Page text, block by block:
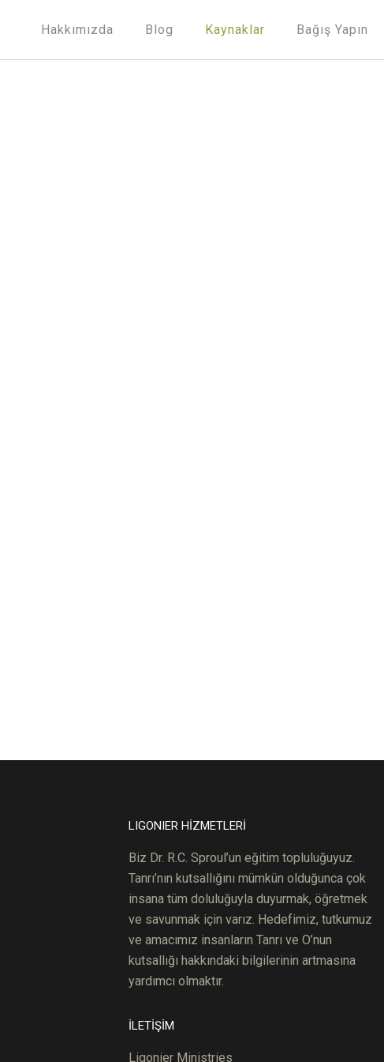
Hakkımızda Blog Kaynaklar Bağış Yapın
LIGONIER HİZMETLERİ
Biz Dr. R.C. Sproul’un eğitim topluluğuyuz.
Tanrı’nın kutsallığını mümkün olduğunca çok
insana tüm doluluğuyla duyurmak, öğretmek
ve savunmak için varız. Hedefimiz, tutkumuz
ve amacımız insanların Tanrı ve O’nun
kutsallığı hakkındaki bilgilerinin artmasına
yardımcı olmaktır.
İLETİŞİM
Ligonier Ministries